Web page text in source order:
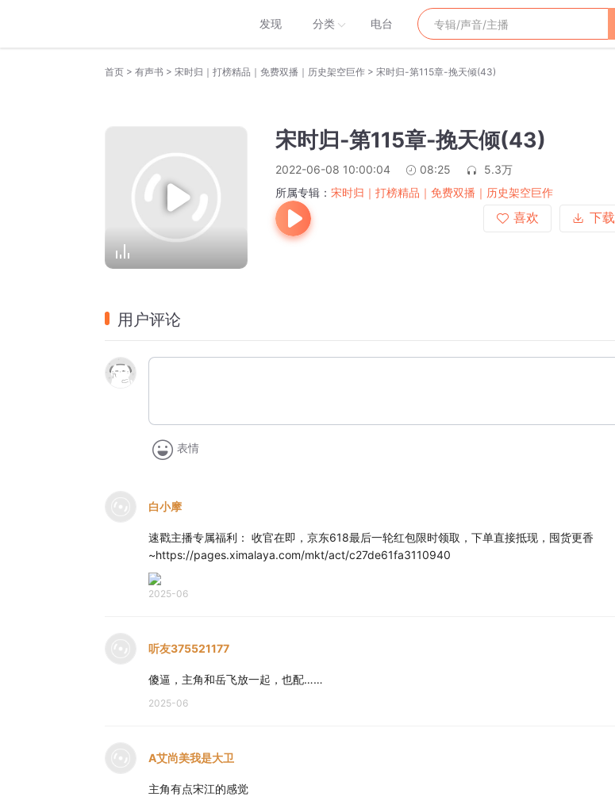
发现 分类 电台
首页 > 有声书 > 宋时归｜打榜精品｜免费双播｜历史架空巨作 > 宋时归-第115章-挽天倾(43)
宋时归-第115章-挽天倾(43)
2022-06-08 10:00:04 08:25
5.3万
所属专辑： 宋时归｜打榜精品｜免费双播｜历史架空巨作
喜欢
下载
用户评论
表情
白小摩
速戳主播专属福利： 收官在即，京东618最后一轮红包限时领取，下单直接抵现，囤货更香
~https://pages.ximalaya.com/mkt/act/c27de61fa3110940
2025-06
听友375521177
傻逼，主角和岳飞放一起，也配……
2025-06
A艾尚美我是大卫
主角有点宋江的感觉